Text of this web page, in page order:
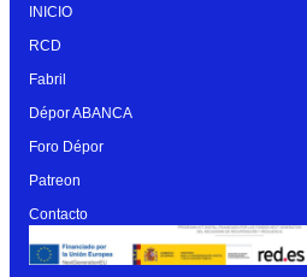
INICIO
RCD
Fabril
Dépor ABANCA
Foro Dépor
Patreon
Contacto